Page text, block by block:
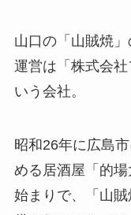
山口の「山賊焼」
運営は「株式会
いう会社。
昭和26年に広島
める居酒屋「的
始まりで、「山